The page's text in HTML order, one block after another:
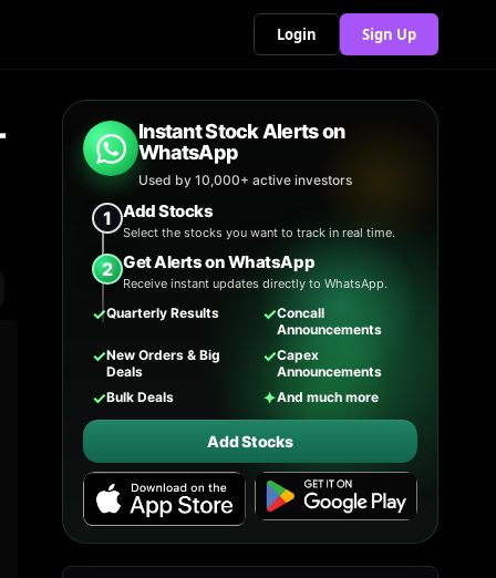
Login Sign Up
Instant Stock Alerts on
WhatsApp
Used by 10,000+ active investors
1 Add Stocks
Select the stocks you want to track in real time.
2 Get Alerts on WhatsApp
Receive instant updates directly to WhatsApp.
✓Quarterly Results ✓Concall
Announcements
✓New Orders & Big
Deals
✓Capex
Announcements
✓Bulk Deals ✦And much more
Add Stocks